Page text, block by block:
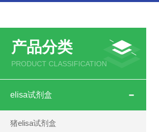
产品分类
PRODUCT CLASSIFICATION
elisa试剂盒
猪elisa试剂盒